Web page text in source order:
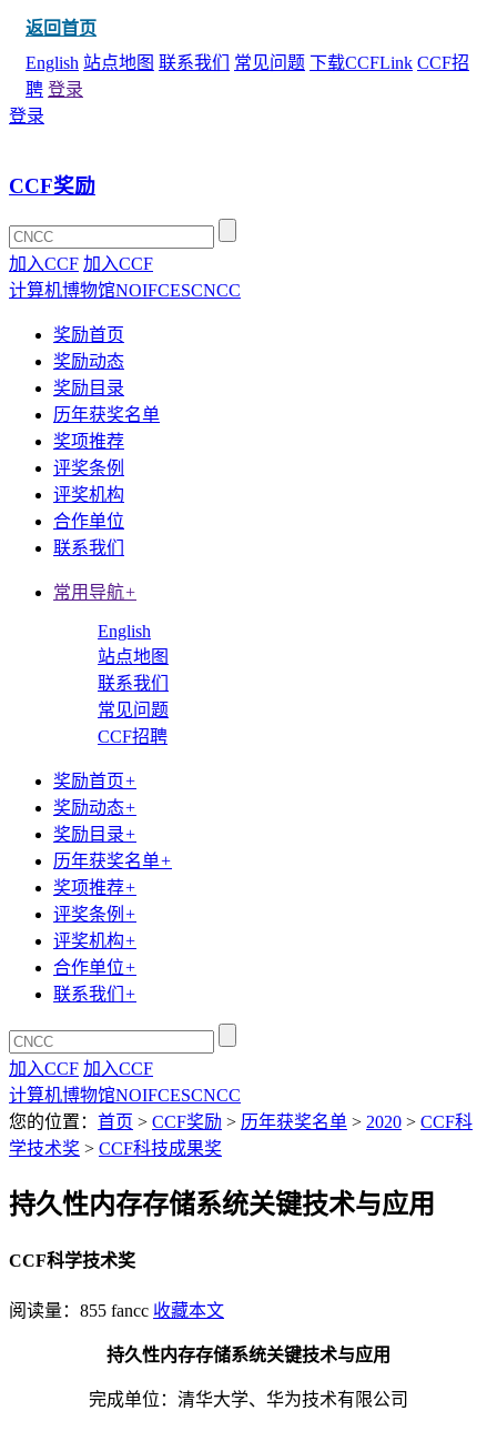
返回首页
English 站点地图 联系我们 常见问题 下载CCFLink CCF招
聘 登录
登录
CCF奖励
加入CCF 加入CCF
计算机博物馆NOIFCESCNCC
奖励首页
奖励动态
奖励目录
历年获奖名单
奖项推荐
评奖条例
评奖机构
合作单位
联系我们
常用导航+
English
站点地图
联系我们
常见问题
CCF招聘
奖励首页+
奖励动态+
奖励目录+
历年获奖名单+
奖项推荐+
评奖条例 +
评奖机构+
合作单位+
联系我们 +
加入CCF 加入CCF
计算机博物馆NOIFCESCNCC
您的位置： 首页 > CCF奖励 > 历年获奖名单 > 2020 > CCF科
学技术奖 > CCF科技成果奖
持久性内存存储系统关键技术与应用
CCF科学技术奖
阅读量： 855 fancc 收藏本文
持久性内存存储系统关键技术与应用
完成单位：清华大学、华为技术有限公司